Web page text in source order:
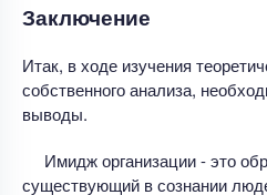
Заключение
Итак, в ходе изучения
собственного анализа,
выводы.
Имидж организации - это
существующий в сознании